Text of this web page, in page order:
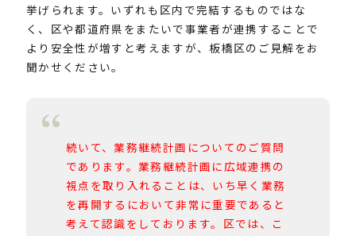
挙げられます。いずれも区内で完結するものではな
く、区や都道府県をまたいで事業者が連携することで
より安全性が増すと考えますが、板橋区のご見解をお
聞かせください。
続いて、業務継続計画についてのご質問
であります。業務継続計画に広域連携の
視点を取り入れることは、いち早く業務
を再開するにおいて非常に重要であると
考えて認識をしております。区では、こ